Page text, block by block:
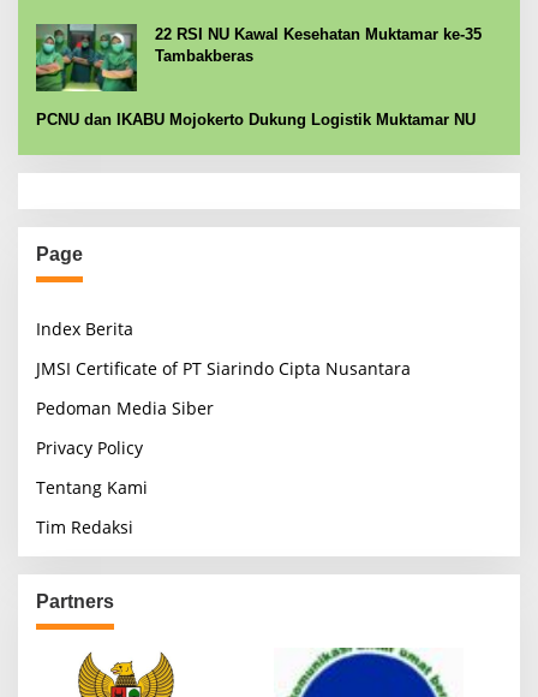
22 RSI NU Kawal Kesehatan Muktamar ke-35
Tambakberas
PCNU dan IKABU Mojokerto Dukung Logistik Muktamar NU
Page
Index Berita
JMSI Certificate of PT Siarindo Cipta Nusantara
Pedoman Media Siber
Privacy Policy
Tentang Kami
Tim Redaksi
Partners